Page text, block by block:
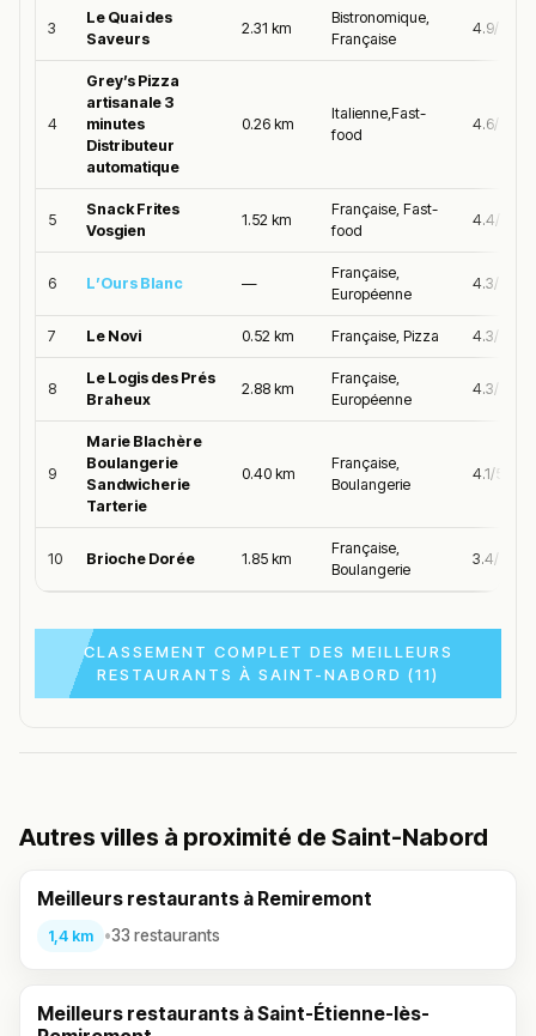
3
Le Quai des
Saveurs
2.31 km
Bistronomique,
Française
4.9/5
4
Grey’s Pizza
artisanale 3
minutes
Distributeur
automatique
0.26 km
Italienne,Fast-
food
4.6/5
5
Snack Frites
Vosgien
1.52 km
Française, Fast-
food
4.4/5
6 L’Ours Blanc —
Française,
Européenne
4.3/5
7 Le Novi 0.52 km Française, Pizza 4.3/5
8
Le Logis des Prés
Braheux
2.88 km
Française,
Européenne
4.3/5
9
Marie Blachère
Boulangerie
Sandwicherie
Tarterie
0.40 km
Française,
Boulangerie
4.1/5
10 Brioche Dorée 1.85 km
Française,
Boulangerie
3.4/5
CLASSEMENT COMPLET DES MEILLEURS
RESTAURANTS À SAINT-NABORD (11)
Autres villes à proximité de Saint-Nabord
Meilleurs restaurants à Remiremont
1,4 km •33 restaurants
Meilleurs restaurants à Saint-Étienne-lès-